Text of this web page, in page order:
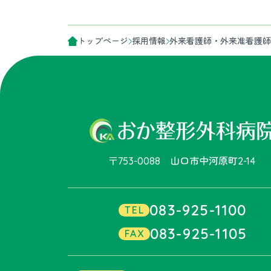
トップページ 採用情報 外来看護師・外来准看護師
〒753-0088 山口市中河原町2-14
TEL 083-925-1100
FAX 083-925-1105